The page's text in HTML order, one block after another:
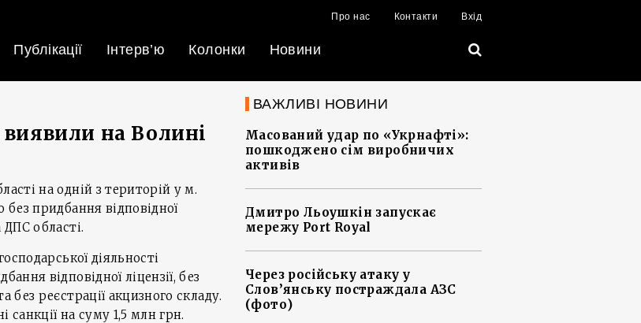
Про нас Контакти Вхід
Публікації Інтерв’ю Колонки Новини
на Волині
на одній з територій у м.
без придбання відповідної
області.
діяльності
відповідної ліцензії, без
без реєстрації акцизного складу.
на суму 1,5 млн грн.
ВАЖЛИВІ НОВИНИ
Масований удар по «Укрнафті»:
пошкоджено сім виробничих
активів
Дмитро Льоушкін запускає
мережу Port Royal
Через російську атаку у
Слов’янську постраждала АЗС
(фото)